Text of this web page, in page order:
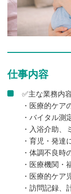
仕事内容
✅主な業務内
・医療的ケア
・バイタル測
・入浴介助、
・育児・発達
・体調不良時
・医療機関・
・医療的ケア
・訪問記録、